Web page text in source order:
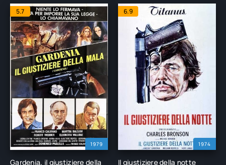
1979
5.7
Gardenia, il giustiziere della
1974
6.9
Il giustiziere della notte